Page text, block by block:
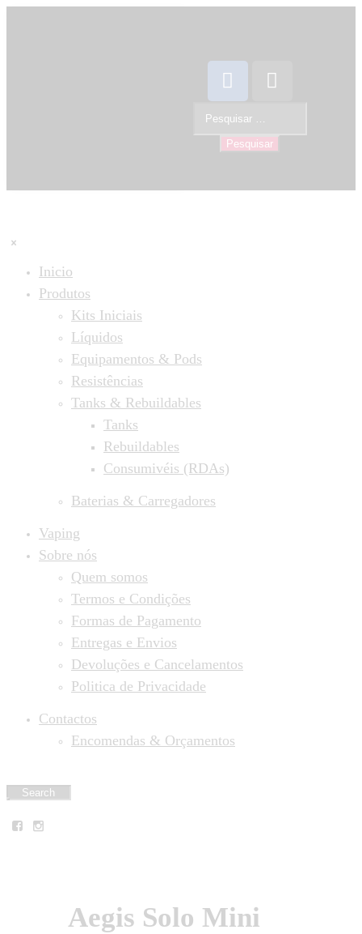
Inicio
Produtos
Kits Iniciais
Líquidos
Equipamentos & Pods
Resistências
Tanks & Rebuildables
Tanks
Rebuildables
Consumivéis (RDAs)
Baterias & Carregadores
Vaping
Sobre nós
Quem somos
Termos e Condições
Formas de Pagamento
Entregas e Envios
Devoluções e Cancelamentos
Politica de Privacidade
Contactos
Encomendas & Orçamentos
Aegis Solo Mini